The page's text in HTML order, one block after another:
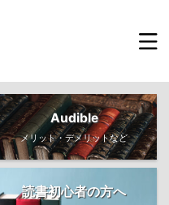
Audible
メリット・デメリットなど
読書初心者の方へ